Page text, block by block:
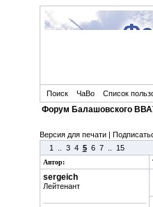
Поиск ЧаВо Список
Форум Балашовского
Версия для печати|
1
3 4 5 6 7.. 15
Автор:
sergeich
Лейтенант